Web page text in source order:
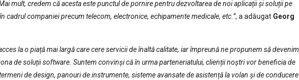
mult, credem că acesta este punctul de pornire pentru dezvoltarea de noi aplicații și soluții pe
cadrul companiei precum telecom, electronice, echipamente medicale, etc.”, a adăugat Georg
la o piață mai largă care cere servicii de înaltă calitate, iar împreună ne propunem să devenim
de soluții software. Suntem convinși că în urma parteneriatului, clienții noștri vor beneficia de
de design, panouri de instrumente, sisteme avansate de asistență la volan și de conducere